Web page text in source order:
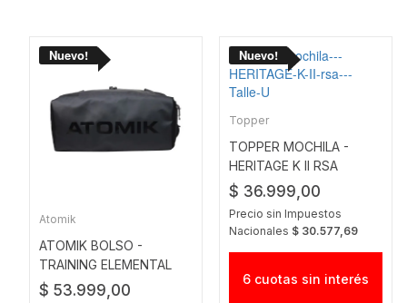
Atomik
ATOMIK BOLSO -
TRAINING ELEMENTAL
NEGRO
$ 53.999,00
Topper
TOPPER MOCHILA -
HERITAGE K II RSA
$ 36.999,00
Precio sin Impuestos
Nacionales $ 30.577,69
6 cuotas sin interés